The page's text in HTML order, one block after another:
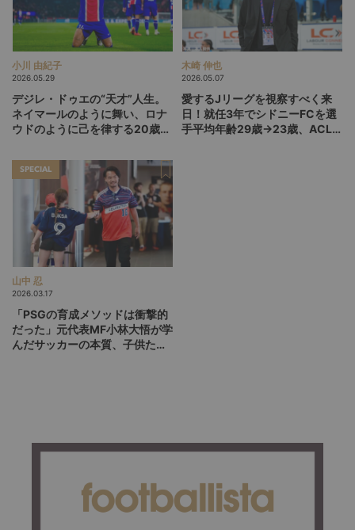
小川 由紀子
2026.05.29
デジレ・ドゥエの“天才”人生。
ネイマールのように舞い、ロナ
ウドのように己を律する20歳
木崎 伸也
2026.05.07
愛するJリーグを視察すべく来
日！就任3年でシドニーFCを選
手平均年齢29歳→23歳、ACL2
SPECIAL
山中 忍
2026.03.17
「PSGの育成メソッドは衝撃的
だった」元代表MF小林大悟が学
んだサッカーの本質、子供たち